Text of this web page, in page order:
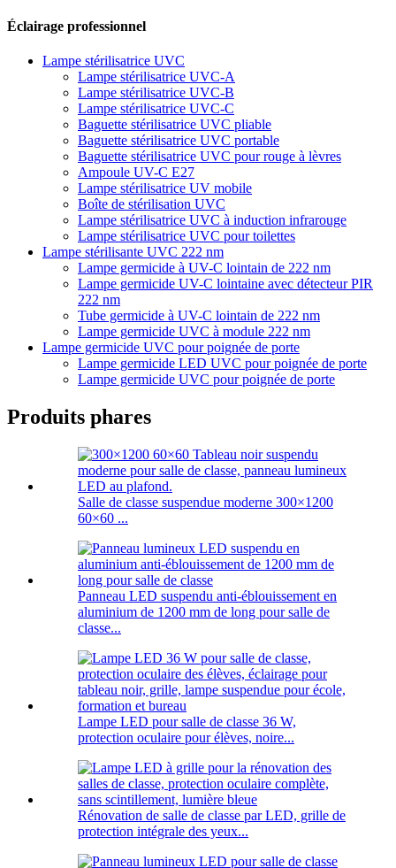
Éclairage professionnel
Lampe stérilisatrice UVC
Lampe stérilisatrice UVC-A
Lampe stérilisatrice UVC-B
Lampe stérilisatrice UVC-C
Baguette stérilisatrice UVC pliable
Baguette stérilisatrice UVC portable
Baguette stérilisatrice UVC pour rouge à lèvres
Ampoule UV-C E27
Lampe stérilisatrice UV mobile
Boîte de stérilisation UVC
Lampe stérilisatrice UVC à induction infrarouge
Lampe stérilisatrice UVC pour toilettes
Lampe stérilisante UVC 222 nm
Lampe germicide à UV-C lointain de 222 nm
Lampe germicide UV-C lointaine avec détecteur PIR
222 nm
Tube germicide à UV-C lointain de 222 nm
Lampe germicide UVC à module 222 nm
Lampe germicide UVC pour poignée de porte
Lampe germicide LED UVC pour poignée de porte
Lampe germicide UVC pour poignée de porte
Produits phares
Salle de classe suspendue moderne 300×1200
60×60 ...
Panneau LED suspendu anti-éblouissement en
aluminium de 1200 mm de long pour salle de
classe...
Lampe LED pour salle de classe 36 W,
protection oculaire pour élèves, noire...
Rénovation de salle de classe par LED, grille de
protection intégrale des yeux...